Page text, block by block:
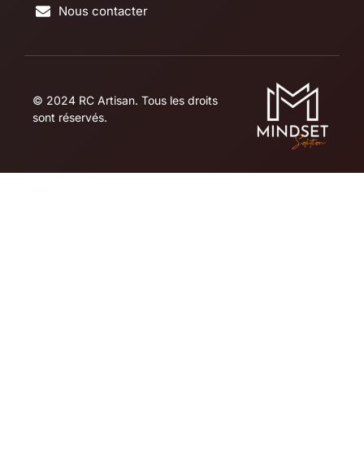
Nous contacter
© 2024 RC Artisan. Tous les droits
sont réservés.